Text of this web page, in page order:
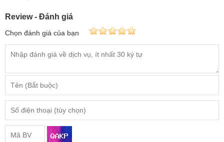
Review - Đánh giá
Chọn đánh giá của bạn